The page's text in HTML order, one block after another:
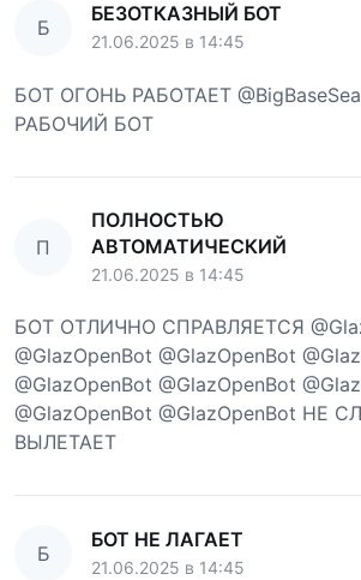
Б
БЕЗОТКАЗНЫЙ БОТ
21.06.2025 в 14:45
БОТ ОГОНЬ РАБОТАЕТ
РАБОЧИЙ БОТ
П
ПОЛНОСТЬЮ
АВТОМАТИЧЕСКИЙ
21.06.2025 в 14:45
БОТ ОТЛИЧНО СПРАВЛЯЕТСЯ
@GlazOpenBot @GlazOpenBot
@GlazOpenBot @GlazOpenBot
@GlazOpenBot @GlazOpenBot НЕ
ВЫЛЕТАЕТ
Б
БОТ НЕ ЛАГАЕТ
21.06.2025 в 14:45